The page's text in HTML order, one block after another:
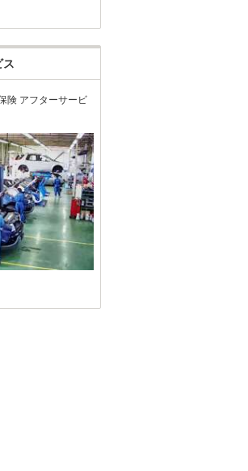
なら、ここが勧めです
5
です。 年式・走行距離で見て、明らかに他店より低価
ス
険 アフターサービ